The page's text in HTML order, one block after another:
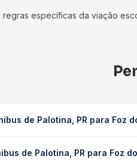
específicas da viação
de Palotina, PR para Foz
Passagem você consulta
de Palotina, PR para Foz